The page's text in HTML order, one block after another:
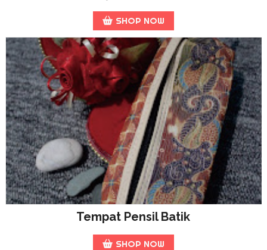
SHOP NOW
Tempat Pensil Batik
SHOP NOW